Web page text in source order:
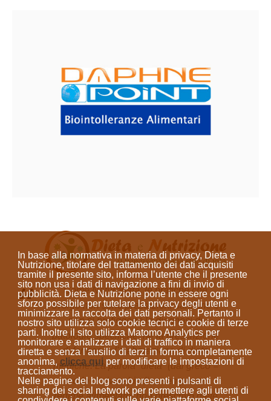
In base alla normativa in materia di privacy, Dieta e
Nutrizione, titolare del trattamento dei dati acquisiti
tramite il presente sito, informa l’utente che il presente
sito non usa i dati di navigazione a fini di invio di
pubblicità. Dieta e Nutrizione pone in essere ogni
sforzo possibile per tutelare la privacy degli utenti e
minimizzare la raccolta dei dati personali. Pertanto il
nostro sito utilizza solo cookie tecnici e cookie di terze
parti. Inoltre il sito utilizza Matomo Analytics per
monitorare e analizzare i dati di traffico in maniera
diretta e senza l’ausilio di terzi in forma completamente
anonima, clicca quiper modificare le impostazioni di
tracciamento.
Nelle pagine del blog sono presenti i pulsanti di
sharing dei social network per permettere agli utenti di
Come Naturopata, le pratiche che
svolgo non sono prestazioni sanitarie e
non si prefiggono la diagnosi di
patologie specifiche, né la prescrizione
di farmaci o l'elaborazione di diete
mediche. La parola “dieta” (dal greco =
modo di vivere)indica sempre un
regime alimentare; non prescrivo diete